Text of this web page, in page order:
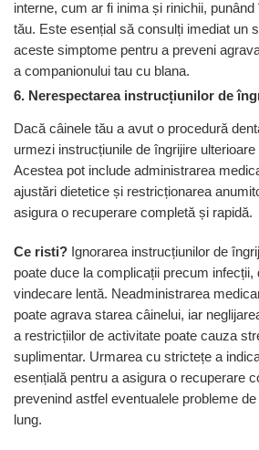
interne, cum ar fi inima și rinichii,
tău. Este esențial să consulți imediat un
aceste simptome pentru a preveni
a companionului tau cu blana.
6. Nerespectarea instrucțiunilor de
Dacă câinele tău a avut o procedură
urmezi instrucțiunile de îngrijire ulterioare
Acestea pot include administrarea
ajustări dietetice și restricționarea
asigura o recuperare completă și rapidă.
Ce risti? Ignorarea instrucțiunilor de
poate duce la complicații precum infecții,
vindecare lentă. Neadministrarea
poate agrava starea câinelui, iar
a restricțiilor de activitate poate cauza
suplimentar. Urmarea cu strictețe a
esențială pentru a asigura o recuperare
prevenind astfel eventualele probleme
lung.